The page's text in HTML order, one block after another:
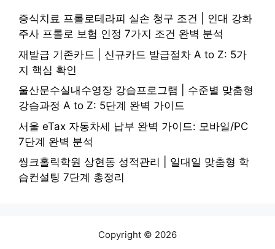
증식치료 프롤로테라피 실손 청구 조건 | 인대 강화
주사 프롤로 보험 인정 7가지 조건 완벽 분석
재발급 기존카드 | 신규카드 발급절차 A to Z: 5가
지 핵심 확인
울산문수실내수영장 강습프로그램 | 수준별 맞춤형
강습과정 A to Z: 5단계 완벽 가이드
서울 eTax 자동차세 납부 완벽 가이드: 모바일/PC
7단계 완벽 분석
씽크홀릭학원 상현동 성적관리 | 일대일 맞춤형 학
습컨설팅 7단계 총정리
Copyright © 2026